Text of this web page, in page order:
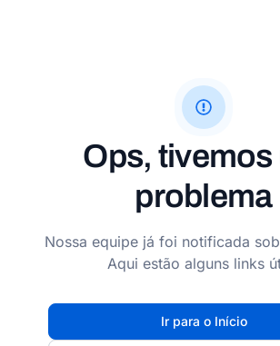
Ops, tivemos
problema
Nossa equipe já foi notificada
Aqui estão alguns links
Ir para o Início